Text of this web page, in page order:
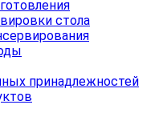
стола
принадлежностей